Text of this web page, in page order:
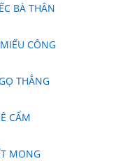
BÀ THÂN
CÔNG
THẲNG
CẨM
MONG